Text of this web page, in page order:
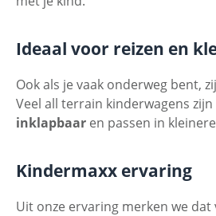
Ideaal voor reizen en
Ook als je vaak onderweg bent,
Veel all terrain kinderwagens zijn
inklapbaar en passen in
Kindermaxx ervaring
Uit onze ervaring merken we dat